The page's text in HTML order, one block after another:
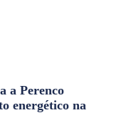
a Perenco
energético na